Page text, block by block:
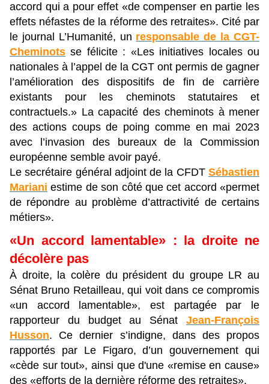
accord qui a pour effet «de compenser en partie les
effets néfastes de la réforme des retraites». Cité par
le journal L’Humanité, un responsable de la CGT-
Cheminots se félicite : «Les initiatives locales ou
nationales à l’appel de la CGT ont permis de gagner
l’amélioration des dispositifs de fin de carrière
existants pour les cheminots statutaires et
contractuels.» La capacité des cheminots à mener
des actions coups de poing comme en mai 2023
avec l’invasion des bureaux de la Commission
européenne semble avoir payé.
Le secrétaire général adjoint de la CFDT Sébastien
Mariani estime de son côté que cet accord «permet
de répondre au problème d’attractivité de certains
métiers».
«Un accord lamentable» : la droite ne
décolère pas
À droite, la colère du président du groupe LR au
Sénat Bruno Retailleau, qui voit dans ce compromis
«un accord lamentable», est partagée par le
rapporteur du budget au Sénat Jean-François
Husson. Ce dernier s’indigne, dans des propos
rapportés par Le Figaro, d’un gouvernement qui
«cède sur tout», ainsi que d'une «remise en cause»
des «efforts de la dernière réforme des retraites».